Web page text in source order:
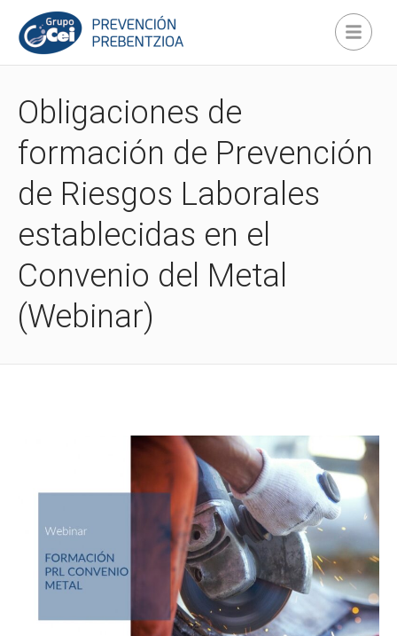
Obligaciones de
formación de Prevención
de Riesgos Laborales
establecidas en el
Convenio del Metal
(Webinar)